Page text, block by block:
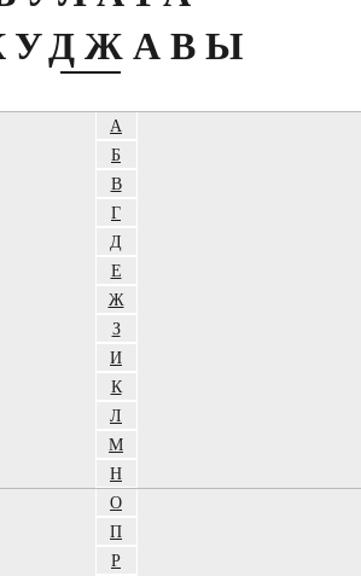
А
Б
В
Г
Д
Е
Ж
З
И
К
Л
М
Н
О
П
Р